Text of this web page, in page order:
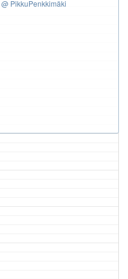
@ PikkuPenkkimäki